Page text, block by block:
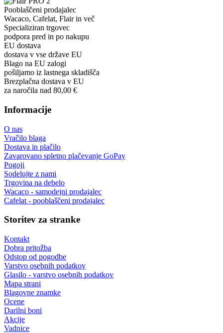
Pooblaščeni prodajalec
Wacaco, Cafelat, Flair in več
Specializiran trgovec
podpora pred in po nakupu
EU dostava
dostava v vse države EU
Blago na EU zalogi
pošiljamo iz lastnega skladišča
Brezplačna dostava v EU
za naročila nad 80,00 €
Informacije
O nas
Vračilo blaga
Dostava in plačilo
Zavarovano spletno plačevanje GoPay
Pogoji
Sodelujte z nami
Trgovina na debelo
Wacaco - samodejni prodajalec
Cafelat - pooblaščeni prodajalec
Storitev za stranke
Kontakt
Dobra pritožba
Odstop od pogodbe
Varstvo osebnih podatkov
Glasilo - varstvo osebnih podatkov
Mapa strani
Blagovne znamke
Ocene
Darilni boni
Akcije
Vadnice